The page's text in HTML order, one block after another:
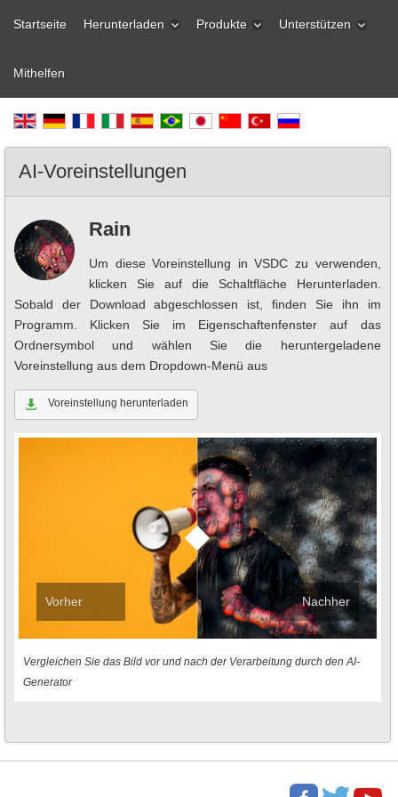
Startseite Herunterladen Produkte Unterstützen
Mithelfen
AI-Voreinstellungen
Rain
Um diese Voreinstellung in VSDC zu verwenden,
klicken Sie auf die Schaltfläche Herunterladen.
Sobald der Download abgeschlossen ist, finden Sie ihn im
Programm. Klicken Sie im Eigenschaftenfenster auf das
Ordnersymbol und wählen Sie die heruntergeladene
Voreinstellung aus dem Dropdown-Menü aus
Voreinstellung herunterladen
Nachher
Vorher
Vergleichen Sie das Bild vor und nach der Verarbeitung durch den AI-
Generator